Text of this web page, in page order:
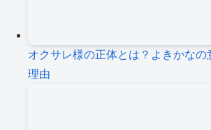
オクサレ様の正体とは？よきかな
理由